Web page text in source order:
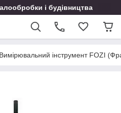
і будівництва
Вимірювальний інструмент FOZI